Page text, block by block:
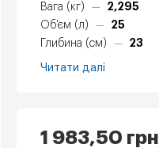
Вага (кг)
—
2,295
Об'єм (л)
—
25
Глибина (см)
— 23
Читати далі
1 983,50 грн